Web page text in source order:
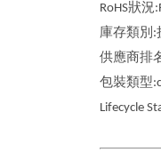
RoHS狀況
庫存類別:
供應商排
包裝類型
Lifecycle